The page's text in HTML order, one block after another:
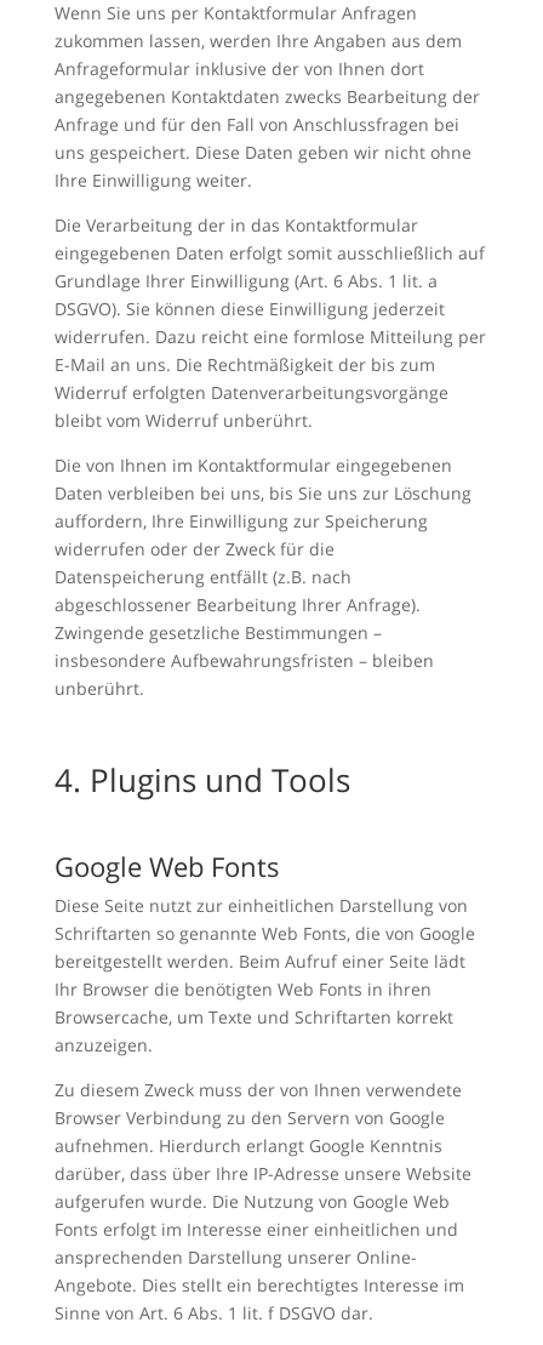
Wenn Sie uns per Kontaktformular Anfragen
zukommen lassen, werden Ihre Angaben aus dem
Anfrageformular inklusive der von Ihnen dort
angegebenen Kontaktdaten zwecks Bearbeitung der
Anfrage und für den Fall von Anschlussfragen bei
uns gespeichert. Diese Daten geben wir nicht ohne
Ihre Einwilligung weiter.
Die Verarbeitung der in das Kontaktformular
eingegebenen Daten erfolgt somit ausschließlich auf
Grundlage Ihrer Einwilligung (Art. 6 Abs. 1 lit. a
DSGVO). Sie können diese Einwilligung jederzeit
widerrufen. Dazu reicht eine formlose Mitteilung per
E-Mail an uns. Die Rechtmäßigkeit der bis zum
Widerruf erfolgten Datenverarbeitungsvorgänge
bleibt vom Widerruf unberührt.
Die von Ihnen im Kontaktformular eingegebenen
Daten verbleiben bei uns, bis Sie uns zur Löschung
auffordern, Ihre Einwilligung zur Speicherung
widerrufen oder der Zweck für die
Datenspeicherung entfällt (z.B. nach
abgeschlossener Bearbeitung Ihrer Anfrage).
Zwingende gesetzliche Bestimmungen –
insbesondere Aufbewahrungsfristen – bleiben
unberührt.
4. Plugins und Tools
Google Web Fonts
Diese Seite nutzt zur einheitlichen Darstellung von
Schriftarten so genannte Web Fonts, die von Google
bereitgestellt werden. Beim Aufruf einer Seite lädt
Ihr Browser die benötigten Web Fonts in ihren
Browsercache, um Texte und Schriftarten korrekt
anzuzeigen.
Zu diesem Zweck muss der von Ihnen verwendete
Browser Verbindung zu den Servern von Google
aufnehmen. Hierdurch erlangt Google Kenntnis
darüber, dass über Ihre IP-Adresse unsere Website
aufgerufen wurde. Die Nutzung von Google Web
Fonts erfolgt im Interesse einer einheitlichen und
ansprechenden Darstellung unserer Online-
Angebote. Dies stellt ein berechtigtes Interesse im
Sinne von Art. 6 Abs. 1 lit. f DSGVO dar.